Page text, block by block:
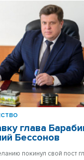
со своим избранием в
глава
Бессонов
покинул свой пост